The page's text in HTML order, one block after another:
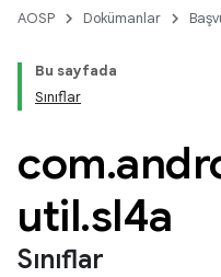
AOSP Dokümanlar
Bu sayfada
Sınıflar
com.
util.sl4a
Sınıflar